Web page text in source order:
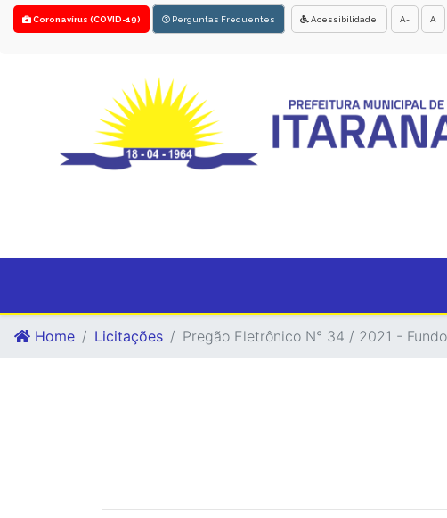
Coronavírus (COVID-19) Perguntas Frequentes Acessibilidade A- A
Home Licitações Pregão Eletrônico N° 34 / 2021 -